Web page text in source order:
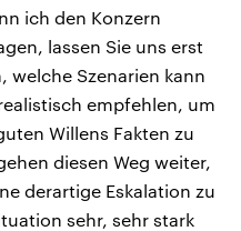
ich den Konzern
lassen Sie uns erst
welche Szenarien kann
empfehlen, um
Willens Fakten zu
diesen Weg weiter,
derartige Eskalation zu
sehr, sehr stark